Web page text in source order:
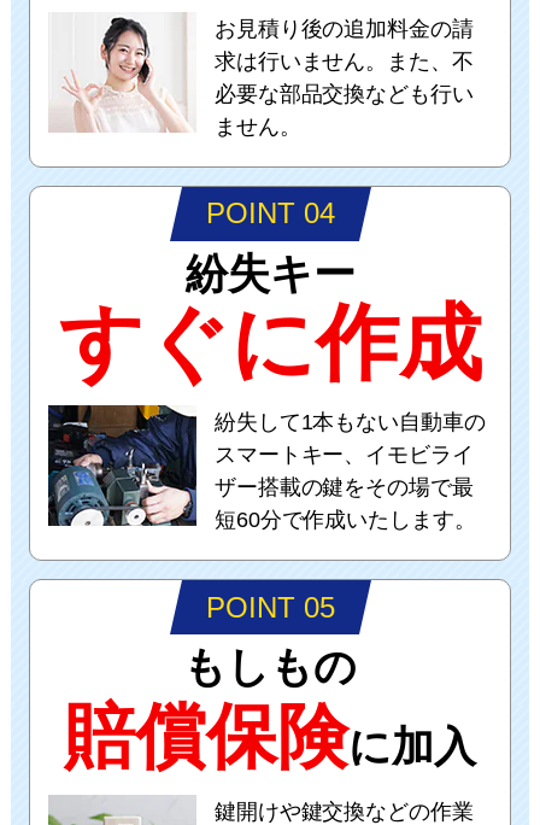
お見積り後の追加料金の請
求は行いません。また、不
必要な部品交換なども行い
ません。
POINT 04
紛失キー
すぐに作成
紛失して1本もない自動車の
スマートキー、イモビライ
ザー搭載の鍵をその場で最
短60分で作成いたします。
POINT 05
もしもの
賠償保険に加入
鍵開けや鍵交換などの作業